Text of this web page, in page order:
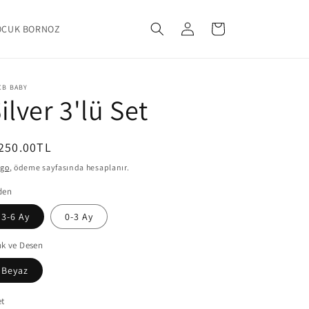
BORNOZ
Oturum
Sepet
BABY
3'lü Set
, ödeme sayfasında hesaplanır.
3-6 Ay 0-3 Ay
ve Desen
Beyaz